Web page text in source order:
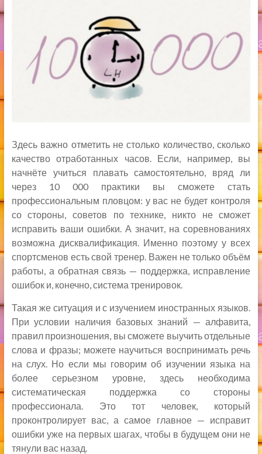
Здесь важно отметить не столько количество, сколько
качество отработанных часов. Если, например, вы
начнёте учиться плавать самостоятельно, вряд ли
через 10 000 практики вы сможете стать
профессиональным пловцом: у вас не будет контроля
со стороны, советов по технике, никто не сможет
исправить ваши ошибки. А значит, на соревнованиях
возможна дисквалификация. Именно поэтому у всех
спортсменов есть свой тренер. Важен не только объём
работы, а обратная связь — поддержка, исправление
ошибок и, конечно, система тренировок.
Такая же ситуация и с изучением иностранных языков.
При условии наличия базовых знаний — алфавита,
правил произношения, вы сможете выучить отдельные
слова и фразы; можете научиться воспринимать речь
на слух. Но если мы говорим об изучении языка на
более серьезном уровне, здесь необходима
систематическая поддержка со стороны
профессионала. Это тот человек, который
проконтролирует вас, а самое главное — исправит
ошибки уже на первых шагах, чтобы в будущем они не
тянули вас назад.